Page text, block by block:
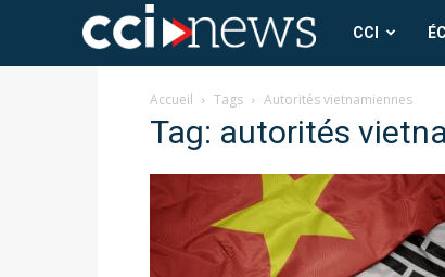
CCI
News
CCI
Accueil Tags Autorités vietnamiennes
Tag: autorités